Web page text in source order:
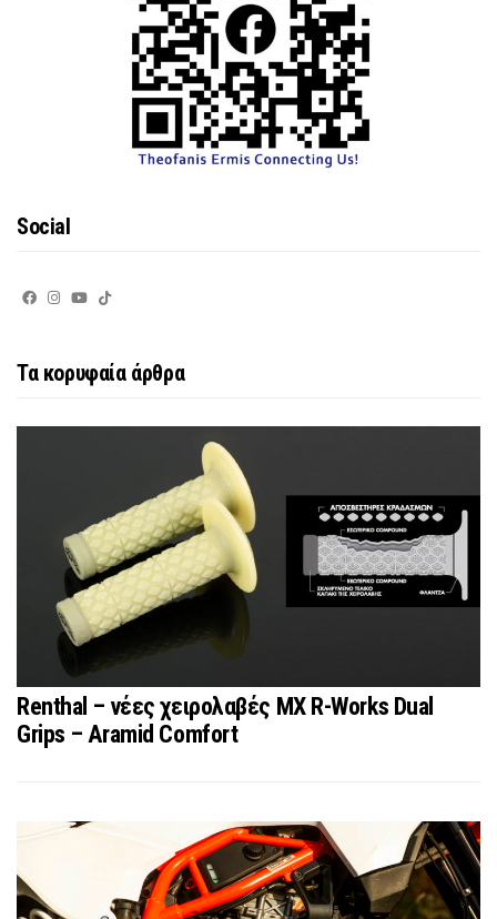
Social
Τα κορυφαία άρθρα
Renthal – νέες χειρολαβές MX R-Works Dual
Grips – Aramid Comfort